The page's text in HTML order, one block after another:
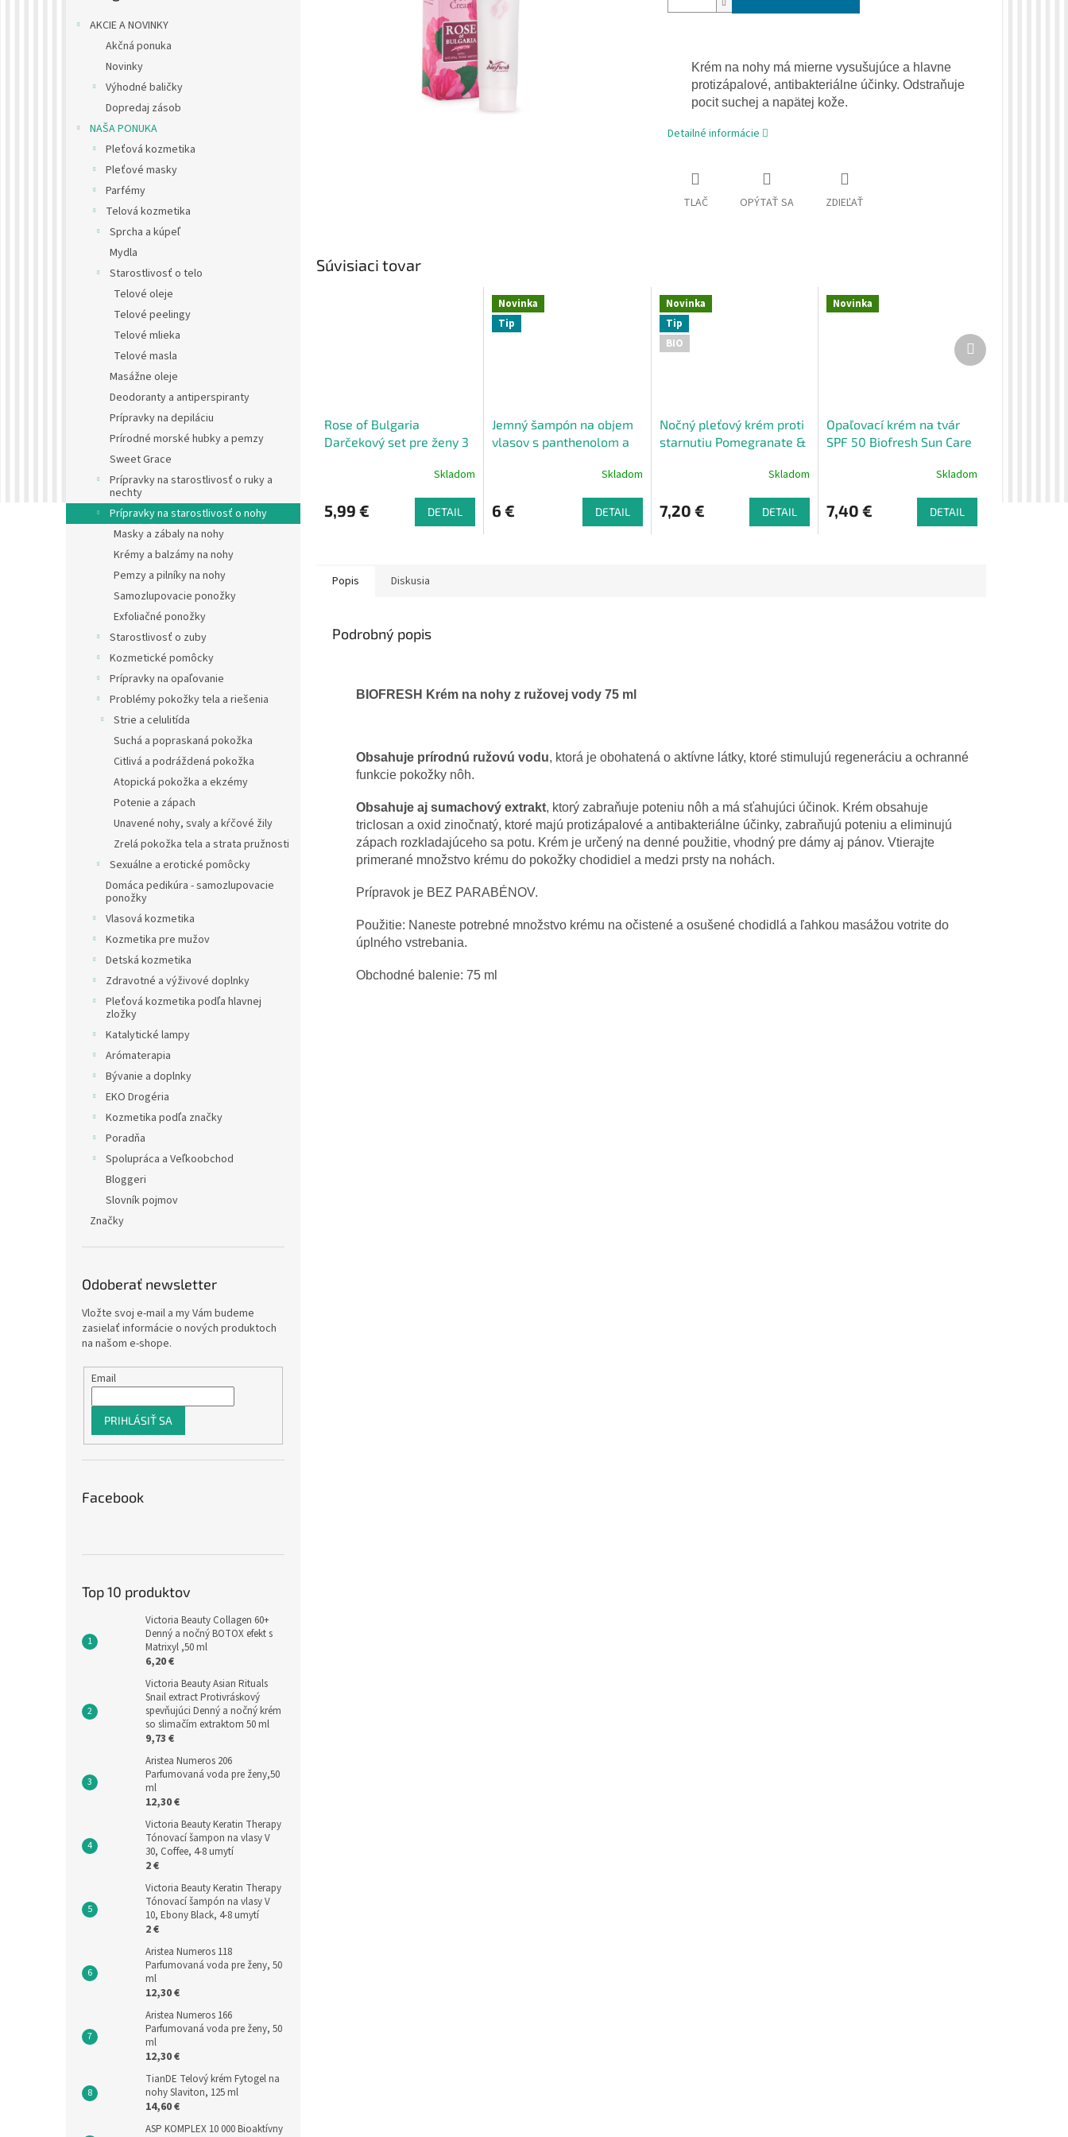
AKCIE A NOVINKY
Akčná ponuka
Novinky
Výhodné baličky
Dopredaj zásob
NAŠA PONUKA
Pleťová kozmetika
Pleťové masky
Parfémy
Telová kozmetika
Sprcha a kúpeľ
Mydla
Starostlivosť o telo
Telové oleje
Telové peelingy
Telové mlieka
Telové masla
Masážne oleje
Deodoranty a antiperspiranty
Prípravky na depiláciu
Prírodné morské hubky a pemzy
Sweet Grace
Prípravky na starostlivosť o ruky a
nechty
Prípravky na starostlivosť o nohy
Masky a zábaly na nohy
Krémy a balzámy na nohy
Pemzy a pilníky na nohy
Samozlupovacie ponožky
Exfoliačné ponožky
Starostlivosť o zuby
Kozmetické pomôcky
Prípravky na opaľovanie
Problémy pokožky tela a riešenia
Strie a celulitída
Suchá a popraskaná pokožka
Citlivá a podráždená pokožka
Atopická pokožka a ekzémy
Potenie a zápach
Unavené nohy, svaly a kŕčové žily
Zrelá pokožka tela a strata pružnosti
Sexuálne a erotické pomôcky
Domáca pedikúra - samozlupovacie
ponožky
Vlasová kozmetika
Kozmetika pre mužov
Detská kozmetika
Zdravotné a výživové doplnky
Pleťová kozmetika podľa hlavnej
zložky
Katalytické lampy
Arómaterapia
Bývanie a doplnky
EKO Drogéria
Kozmetika podľa značky
Poradňa
Spolupráca a Veľkoobchod
Bloggeri
Slovník pojmov
Značky
Odoberať newsletter
Vložte svoj e-mail a my Vám budeme
zasielať informácie o nových produktoch
na našom e-shope.
Email
PRIHLÁSIŤ SA
Facebook
Top 10 produktov
Victoria Beauty Collagen 60+
Denný a nočný BOTOX efekt s
Matrixyl ,50 ml
6,20 €
Victoria Beauty Asian Rituals
Snail extract Protivráskový
spevňujúci Denný a nočný krém
so slimačím extraktom 50 ml
9,73 €
Aristea Numeros 206
Parfumovaná voda pre ženy,50
ml
12,30 €
Victoria Beauty Keratin Therapy
Tónovací šampon na vlasy V
30, Coffee, 4-8 umytí
2 €
Victoria Beauty Keratin Therapy
Tónovací šampón na vlasy V
10, Ebony Black, 4-8 umytí
2 €
Aristea Numeros 118
Parfumovaná voda pre ženy, 50
ml
12,30 €
Aristea Numeros 166
Parfumovaná voda pre ženy, 50
ml
12,30 €
TianDE Telový krém Fytogel na
nohy Slaviton, 125 ml
14,60 €
ASP KOMPLEX 10 000 Bioaktívny
Krém na nohy má mierne vysušujúce a hlavne
protizápalové, antibakteriálne účinky. Odstraňuje
pocit suchej a napätej kože.
Detailné informácie
TLAČ OPÝTAŤ SA ZDIEĽAŤ
Súvisiaci tovar
Rose of Bulgaria
Darčekový set pre ženy 3
Skladom
5,99 € DETAIL
Novinka
Tip
Jemný šampón na objem
vlasov s panthenolom a
Skladom
6 € DETAIL
Novinka
Tip
BIO
Nočný pleťový krém proti
starnutiu Pomegranate &
Skladom
7,20 € DETAIL
Novinka
Opaľovací krém na tvár
SPF 50 Biofresh Sun Care
Skladom
7,40 € DETAIL
Ďalší
produkt
Popis Diskusia
Podrobný popis
BIOFRESH Krém na nohy z ružovej vody 75 ml
Obsahuje prírodnú ružovú vodu, ktorá je obohatená o aktívne látky, ktoré stimulujú regeneráciu a ochranné
funkcie pokožky nôh.
Obsahuje aj sumachový extrakt, ktorý zabraňuje poteniu nôh a má sťahujúci účinok. Krém obsahuje
triclosan a oxid zinočnatý, ktoré majú protizápalové a antibakteriálne účinky, zabraňujú poteniu a eliminujú
zápach rozkladajúceho sa potu. Krém je určený na denné použitie, vhodný pre dámy aj pánov. Vtierajte
primerané množstvo krému do pokožky chodidiel a medzi prsty na nohách.
Prípravok je BEZ PARABÉNOV.
Použitie: Naneste potrebné množstvo krému na očistené a osušené chodidlá a ľahkou masážou votrite do
úplného vstrebania.
Obchodné balenie: 75 ml